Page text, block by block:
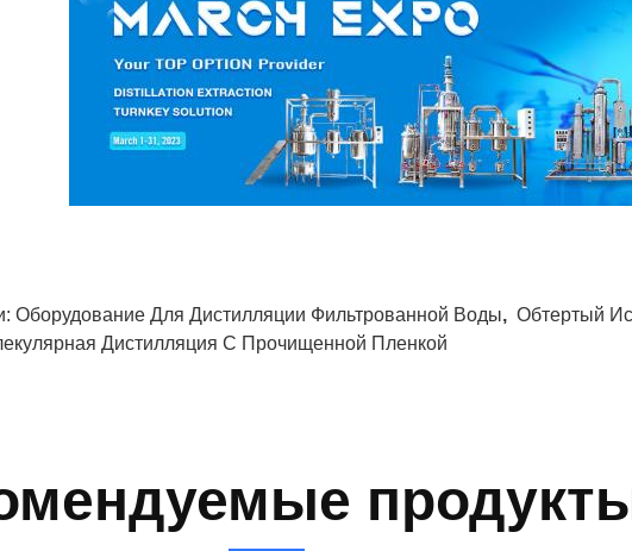
Оборудование Для Дистилляции Фильтрованной Воды, Обтертый
Дистилляция С Прочищенной Пленкой